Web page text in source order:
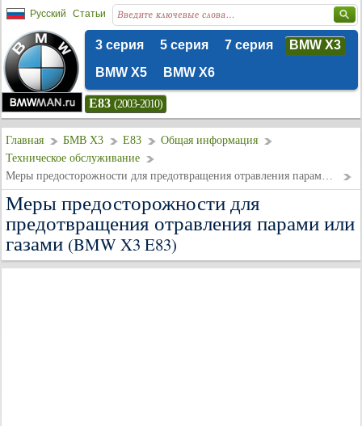
Русский Статьи
3 серия 5 серия 7 серия
BMW X3
BMW X5
BMW X6
E83 (2003-2010)
Главная БМВ Х3 E83
Общая информация
Техническое обслуживание
Меры предосторожности для предотвращения отравления парами или газами
Меры предосторожности для
предотвращения отравления парами или
газами (BMW X3 E83)